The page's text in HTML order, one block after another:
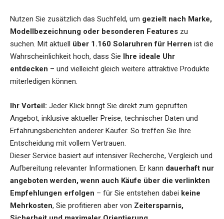
Nutzen Sie zusätzlich das Suchfeld, um gezielt nach Marke,
Modellbezeichnung oder besonderen Features zu
suchen. Mit aktuell über 1.160 Solaruhren für Herren ist die
Wahrscheinlichkeit hoch, dass Sie Ihre ideale Uhr
entdecken – und vielleicht gleich weitere attraktive Produkte
miterledigen können.
Ihr Vorteil: Jeder Klick bringt Sie direkt zum geprüften
Angebot, inklusive aktueller Preise, technischer Daten und
Erfahrungsberichten anderer Käufer. So treffen Sie Ihre
Entscheidung mit vollem Vertrauen.
Dieser Service basiert auf intensiver Recherche, Vergleich und
Aufbereitung relevanter Informationen. Er kann dauerhaft nur
angeboten werden, wenn auch Käufe über die verlinkten
Empfehlungen erfolgen – für Sie entstehen dabei keine
Mehrkosten, Sie profitieren aber von Zeitersparnis,